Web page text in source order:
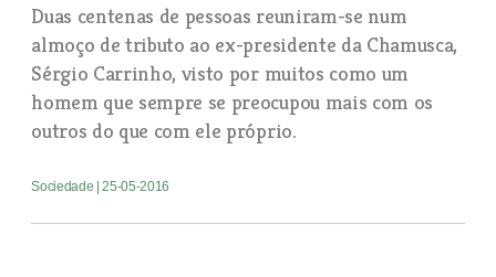
Duas centenas de pessoas reuniram-se num
almoço de tributo ao ex-presidente da Chamusca,
Sérgio Carrinho, visto por muitos como um
homem que sempre se preocupou mais com os
outros do que com ele próprio.
Sociedade | 25-05-2016